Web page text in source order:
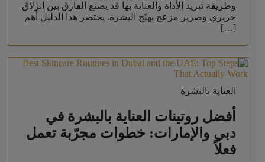
وطريقة تبريد الأداة والعناية بها قد يصنع الفارق بين انزلاق
حريري وصرير مزعج يهيّج البشرة. يختصر هذا الدليل أهم
[…]
العناية بالبشرة
أفضل روتينات العناية بالبشرة في
دبي والإمارات: خطوات مجرّبة تعمل
فعلاً